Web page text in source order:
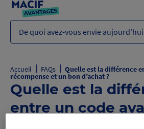
De quoi avez-vous envie aujourd’hui
Accueil | FAQs | Quelle est la différence
récompense et un bon d’achat ?
Quelle est la
entre un code